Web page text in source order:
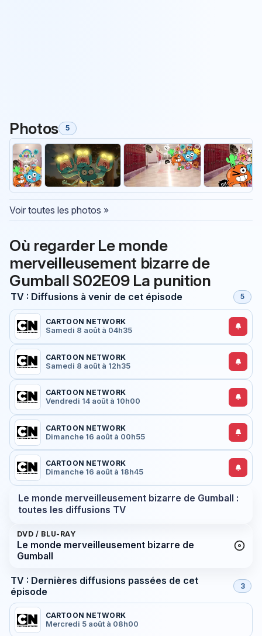
Photos 5
Voir toutes les photos »
Où regarder Le monde
merveilleusement bizarre de
Gumball S02E09 La punition
TV : Diffusions à venir de cet épisode 5
CARTOON NETWORK
Samedi 8 août à 04h35
CARTOON NETWORK
Samedi 8 août à 12h35
CARTOON NETWORK
Vendredi 14 août à 10h00
CARTOON NETWORK
Dimanche 16 août à 00h55
CARTOON NETWORK
Dimanche 16 août à 18h45
Le monde merveilleusement bizarre de Gumball :
toutes les diffusions TV
DVD / BLU-RAY
Le monde merveilleusement bizarre de
Gumball
TV : Dernières diffusions passées de cet
épisode
3
CARTOON NETWORK
Mercredi 5 août à 08h00